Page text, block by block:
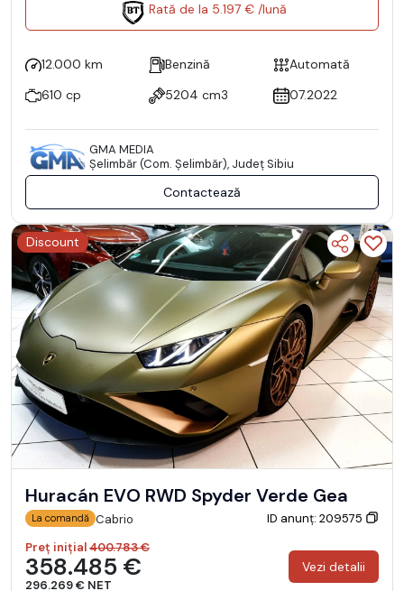
Rată de la 5.197 € /lună
12.000 km Benzină
Automată
610 cp
5204 cm3 07.2022
GMA MEDIA
Şelimbăr (Com. Şelimbăr), Județ Sibiu
Contactează
Discount
Huracán EVO RWD Spyder Verde Gea
La comandă Cabrio
ID anunț: 209575
Preț inițial400.783 €
358.485 €
296.269 € NET
Vezi detalii